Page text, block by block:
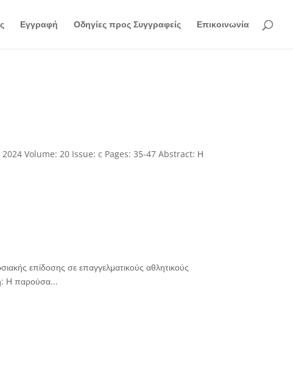
Εγγραφή Οδηγίες προς Συγγραφείς Επικοινωνία
2024 Volume: 20 Issue: c Pages: 35-47 Abstract: Η
επίδοσης σε επαγγελματικούς αθλητικούς
Η παρούσα...